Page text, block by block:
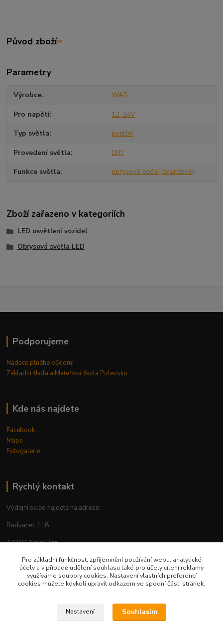
Původ zboží
Parametry
Výrobce WAS
Pro napětí 12-24V
Typ světla poziční
Provedení světla LED
Funkce světla obrysové boční (oranžové)
Zboží zařazeno v kategoriích
LED osvětlení vozidel
Obrysová světla LED
Podporujeme
Nadace plného vědomí
Základní škola a Mateřská škola Polevsko
Kde nás najdete
Facebook
Mapa
Fotogalerie
Rychlý kontakt
Výdejní sklad najdete na adrese:
Radvanec 118
473 01 Nový Bor
tel: +420 605 283 713
Upravit sběr cookies.
Pro základní funkčnost, zpříjemnění používání webu, analytické
účely a v případě udělení souhlasu také pro účely cílení reklamy
využíváme soubory cookies. Nastavení vlastních preferencí
cookies můžete kdykoli upravit odkazem ve spodní části stránek.
Nastavení Souhlasím